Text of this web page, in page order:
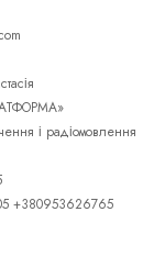
і радіомовлення
+380953626765